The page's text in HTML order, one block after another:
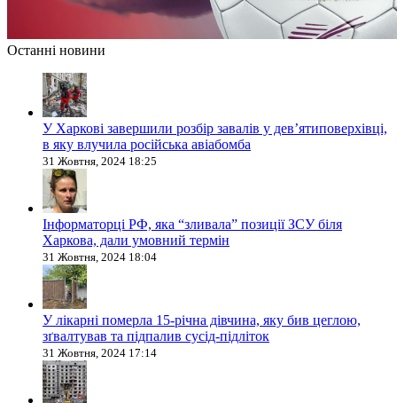
Останні новини
У Харкові завершили розбір завалів у дев’ятиповерхівці,
в яку влучила російська авіабомба
31 Жовтня, 2024 18:25
Інформаторці РФ, яка “зливала” позиції ЗСУ біля
Харкова, дали умовний термін
31 Жовтня, 2024 18:04
У лікарні померла 15-річна дівчина, яку бив цеглою,
зґвалтував та підпалив сусід-підліток
31 Жовтня, 2024 17:14